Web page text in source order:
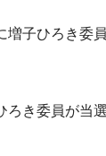
子ひろき委
き委員が当選